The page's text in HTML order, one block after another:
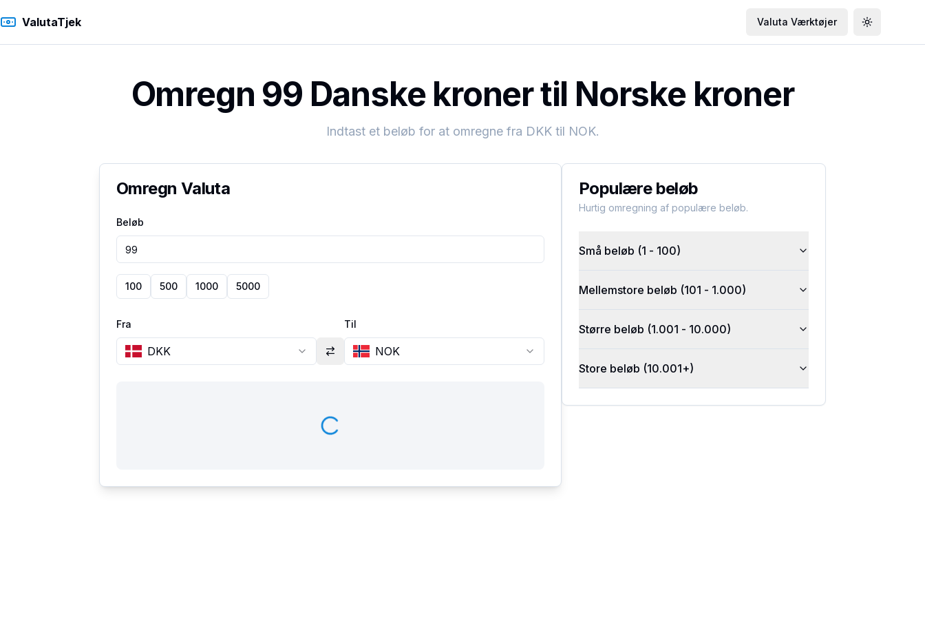
ValutaTjek Valuta Værktøjer Toggle
Omregn 99 Danske kroner til Norske kroner
Indtast et beløb for at omregne fra DKKtil NOK.
Omregn Valuta
Beløb
100 500 1000 5000
Fra
DKK
Til
NOK
Populære beløb
Hurtig omregning af populære beløb.
Små beløb (1 - 100)
Mellemstore beløb (101 - 1.000)
Større beløb (1.001 - 10.000)
Store beløb (10.001+)